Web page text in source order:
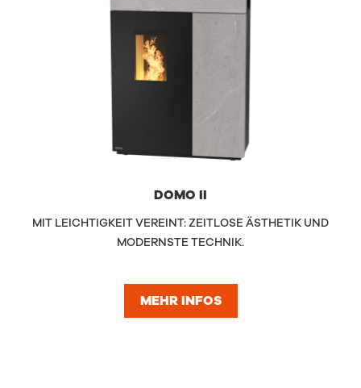
DOMO II
MIT LEICHTIGKEIT VEREINT: ZEITLOSE ÄSTHETIK UND
MODERNSTE TECHNIK.
MEHR INFOS